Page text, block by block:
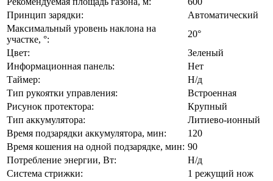
Принцип зарядки:
Автоматический
Максимальный уровень наклона на
участке, °:
20°
Цвет:
Зеленый
Информационная панель:
Нет
Таймер:
Н/д
Тип рукоятки управления:
Встроенная
Рисунок протектора:
Крупный
Тип аккумулятора:
Литиево-ионный
Время подзарядки аккумулятора, мин:
120
Время кошения на одной подзарядке, мин: 90
Потребление энергии, Вт:
Н/д
Система стрижки:
1 режущий нож